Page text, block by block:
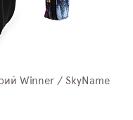
Winner / SkyNamе